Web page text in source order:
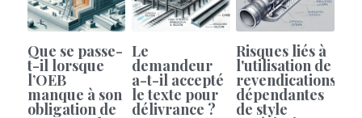
Que se passe-
t-il lorsque
l’OEB
manque à son
obligation de
Le
demandeur
a-t-il accepté
le texte pour
délivrance ?
Risques liés à
l'utilisation de
revendications
dépendantes
de style